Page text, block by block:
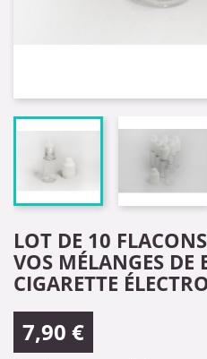
LOT DE 10
VOS MÉLANGES DE
CIGARETTE
7,90 €